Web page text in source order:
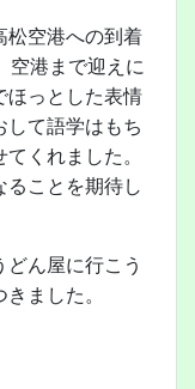
松空港への到着
空港まで迎えに
ほっとした表情
して語学はもち
くれました。
ることを期待し
どん屋に行こう
ました。